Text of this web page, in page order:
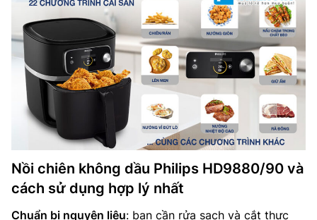
Nồi chiên không dầu Philips HD9880/90 và
cách sử dụng hợp lý nhất
Chuẩn bị nguyên liệu: bạn cần rửa sạch và cắt thực